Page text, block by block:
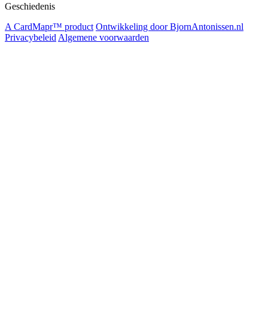
Geschiedenis
A CardMapr™ product Ontwikkeling door BjornAntonissen.nl
Privacybeleid Algemene voorwaarden